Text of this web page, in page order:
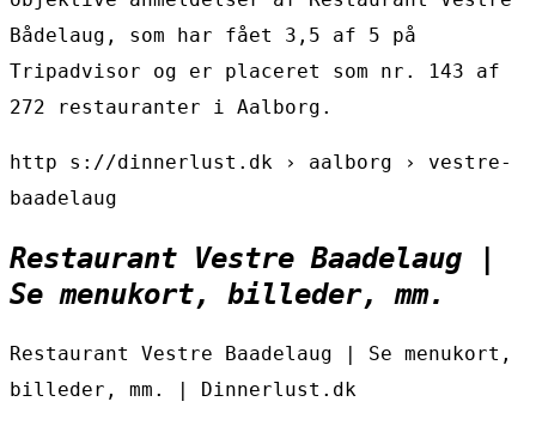
Bådelaug, som har fået 3,5 af 5 på
Tripadvisor og er placeret som nr. 143 af
272 restauranter i Aalborg.
http s://dinnerlust.dk › aalborg › vestre-
baadelaug
Restaurant Vestre Baadelaug |
Se menukort, billeder, mm.
Restaurant Vestre Baadelaug | Se menukort,
billeder, mm. | Dinnerlust.dk